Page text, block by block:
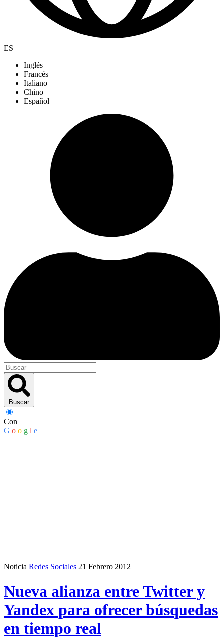
ES
Inglés
Francés
Italiano
Chino
Español
Buscar
Con
G o o g l e
Noticia Redes Sociales 21 Febrero 2012
Nueva alianza entre Twitter y
Yandex para ofrecer búsquedas
en tiempo real